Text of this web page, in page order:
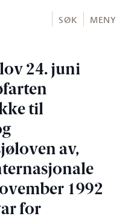
SØK MENY
24. juni
til
av,
1992
for